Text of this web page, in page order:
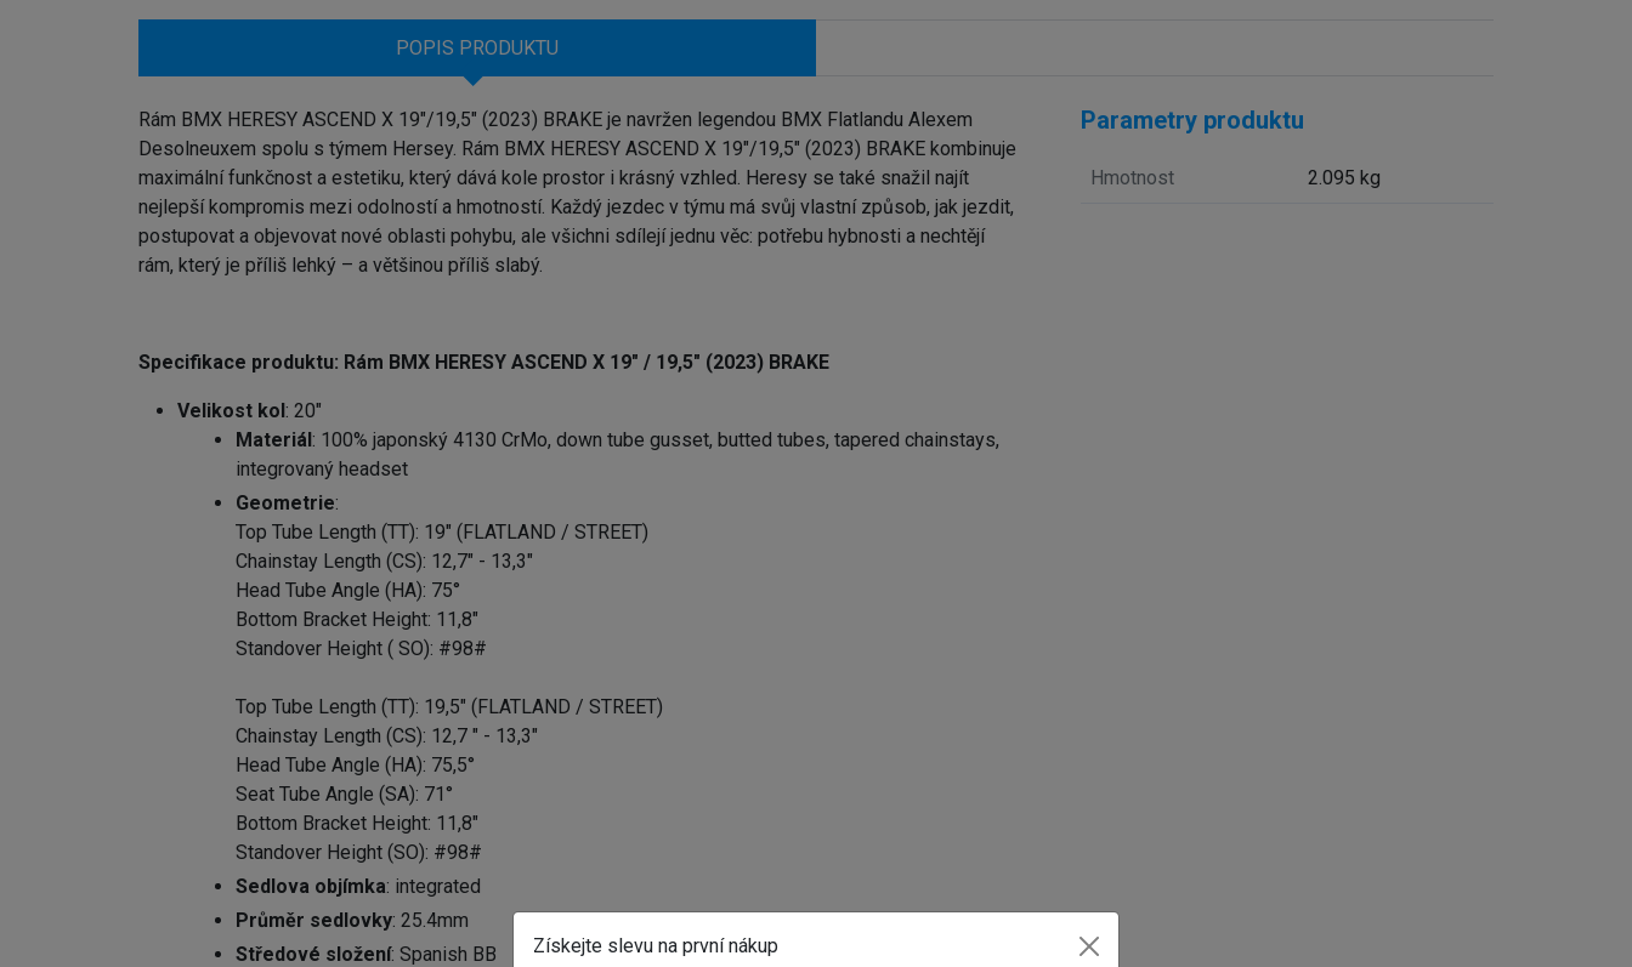
POPIS PRODUKTU
Rám BMX HERESY ASCEND X 19"/19,5" (2023) BRAKE je navržen legendou BMX Flatlandu Alexem
Desolneuxem spolu s týmem Hersey. Rám BMX HERESY ASCEND X 19"/19,5" (2023) BRAKE kombinuje
maximální funkčnost a estetiku, který dává kole prostor i krásný vzhled. Heresy se také snažil najít
nejlepší kompromis mezi odolností a hmotností. Každý jezdec v týmu má svůj vlastní způsob, jak jezdit,
postupovat a objevovat nové oblasti pohybu, ale všichni sdílejí jednu věc: potřebu hybnosti a nechtějí
rám, který je příliš lehký – a většinou příliš slabý.
Specifikace produktu: Rám BMX HERESY ASCEND X 19" / 19,5" (2023) BRAKE
Velikost kol: 20"
Materiál: 100% japonský 4130 CrMo, down tube gusset, butted tubes, tapered chainstays,
integrovaný headset
Geometrie:
Top Tube Length (TT): 19" (FLATLAND / STREET)
Chainstay Length (CS): 12,7" - 13,3"
Head Tube Angle (HA): 75°
Bottom Bracket Height: 11,8"
Standover Height ( SO): #98#
Top Tube Length (TT): 19,5" (FLATLAND / STREET)
Chainstay Length (CS): 12,7 " - 13,3"
Head Tube Angle (HA): 75,5°
Seat Tube Angle (SA): 71°
Bottom Bracket Height: 11,8"
Standover Height (SO): #98#
Sedlova objímka: integrated
Průměr sedlovky: 25.4mm
Středové složení: Spanish BB
Parametry produktu
Hmotnost 2.095 kg
Získejte slevu na první nákup